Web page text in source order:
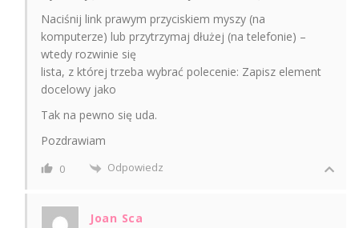
Naciśnij link prawym przyciskiem myszy (na
komputerze) lub przytrzymaj dłużej (na telefonie) –
wtedy rozwinie się
lista, z której trzeba wybrać polecenie: Zapisz element
docelowy jako
Tak na pewno się uda.
Pozdrawiam
0 Odpowiedz
Joan Sca